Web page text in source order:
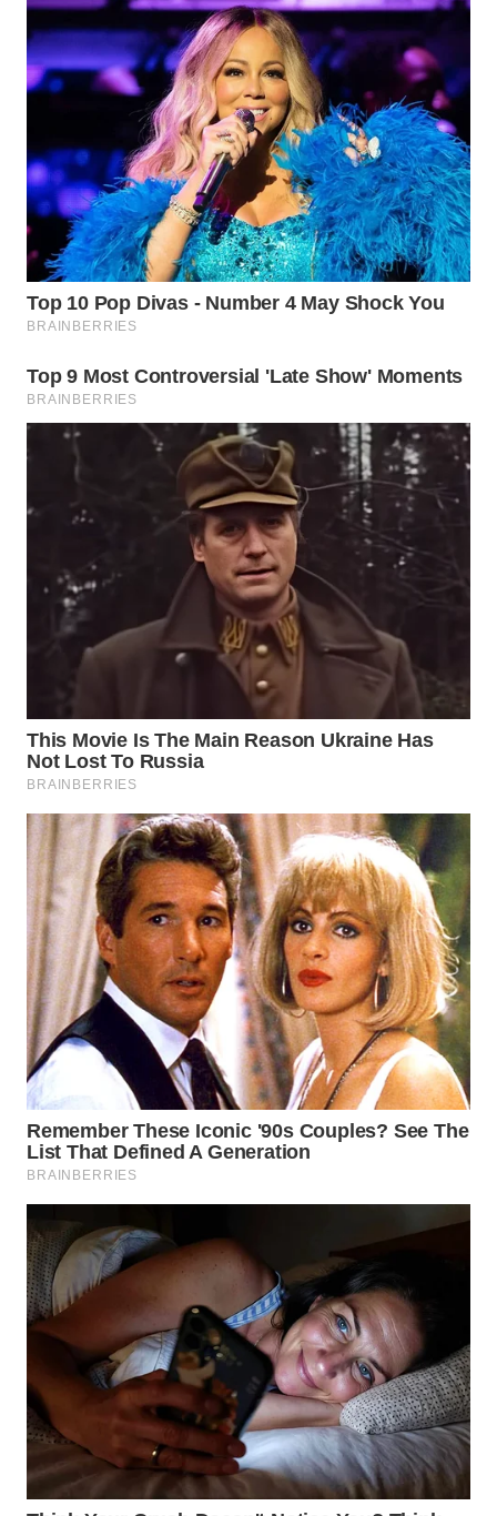
WN
INDRAMAYU
KUNINGAN
WN
MAJALENGKA
WN
SUBANG
WN
SUKABUMI
PURWAKARTA
WN
TIMUR
WN
SEMARANG
WN
SOLO
BOROBUDUR
WN
MADURA
WN
SURABAYA
WN
NATUNA
WN
BINTAN
WN
MANDALIKA
WN
LIKUPANG
WN
LABUANBAJO
WN
BORNEO